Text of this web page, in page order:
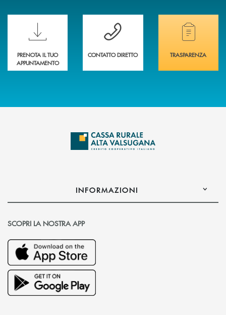
Scopri le funzionalità della nuova PRENOTA BANCA
PRENOTA IL TUO
APPUNTAMENTO
Hai bisogno di assistenza immediata?
CONTATTO DIRETTO
Hai bisogno di
TRASPARENZA
INFORMAZIONI
SCOPRI LA NOSTRA APP